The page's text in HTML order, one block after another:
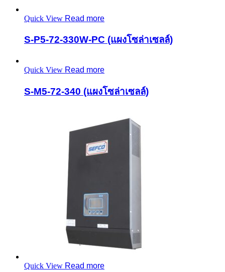
Quick View Read more
S-P5-72-330W-PC (แผงโซล่าเซลล์)
Quick View Read more
S-M5-72-340 (แผงโซล่าเซลล์)
Quick View Read more